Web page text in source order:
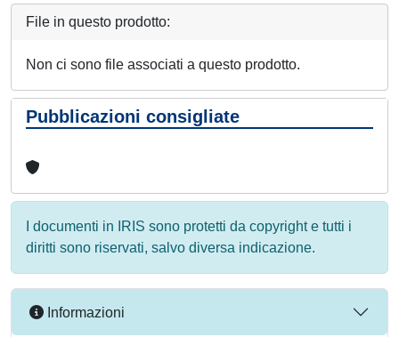
File in questo prodotto:
Non ci sono file associati a questo prodotto.
Pubblicazioni consigliate
I documenti in IRIS sono protetti da copyright e tutti i
diritti sono riservati, salvo diversa indicazione.
Informazioni